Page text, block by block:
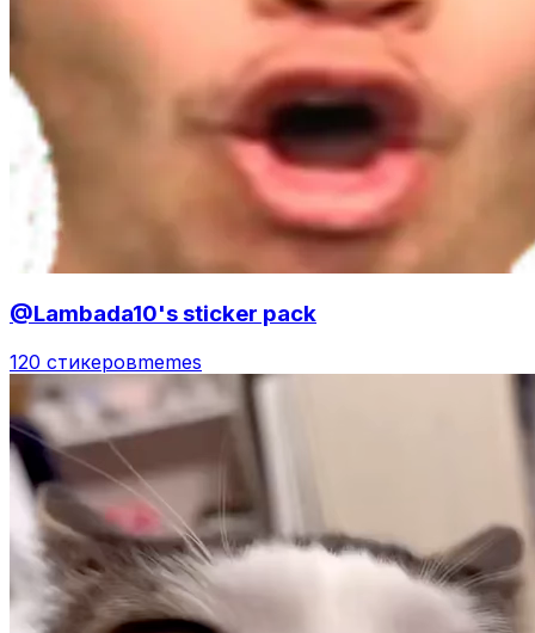
@Lambada10's sticker pack
120 стикеровmemes